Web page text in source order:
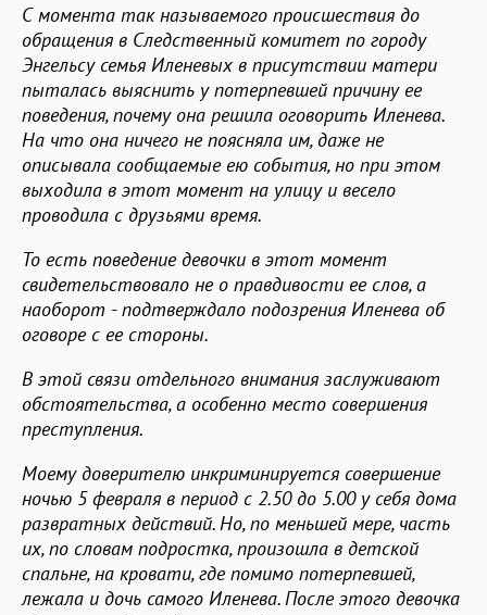
С момента так называемого происшествия до
обращения в Следственный комитет по городу
Энгельсу семья Иленевых в присутствии матери
пыталась выяснить у потерпевшей причину ее
поведения, почему она решила оговорить Иленева.
На что она ничего не поясняла им, даже не
описывала сообщаемые ею события, но при этом
выходила в этот момент на улицу и весело
проводила с друзьями время.
То есть поведение девочки в этот момент
свидетельствовало не о правдивости ее слов, а
наоборот - подтверждало подозрения Иленева об
оговоре с ее стороны.
В этой связи отдельного внимания заслуживают
обстоятельства, а особенно место совершения
преступления.
Моему доверителю инкриминируется совершение
ночью 5 февраля в период с 2.50 до 5.00 у себя дома
развратных действий. Но, по меньшей мере, часть
их, по словам подростка, произошла в детской
спальне, на кровати, где помимо потерпевшей,
лежала и дочь самого Иленева. После этого девочка